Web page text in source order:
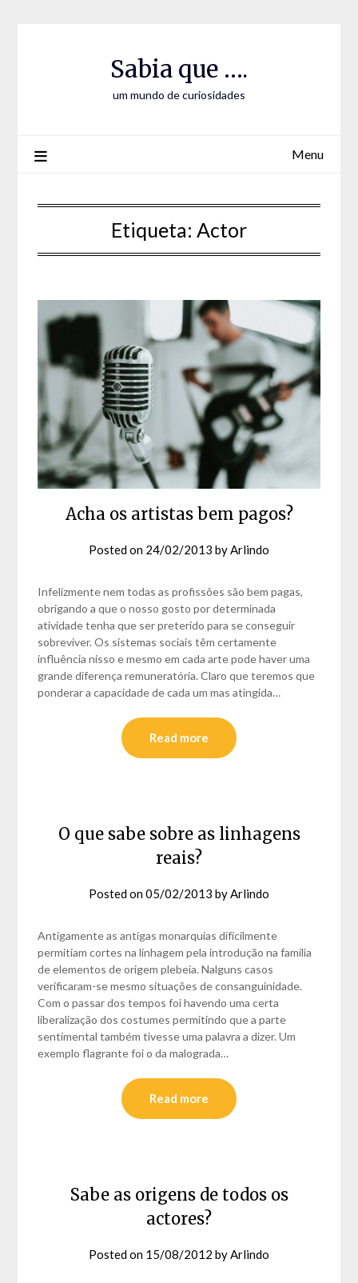
Sabia que ….
um mundo de curiosidades
Menu
Etiqueta: Actor
Acha os artistas bem pagos?
Posted on 24/02/2013 byArlindo
Infelizmente nem todas as profissões são bem pagas,
obrigando a que o nosso gosto por determinada
atividade tenha que ser preterido para se conseguir
sobreviver. Os sistemas sociais têm certamente
influência nisso e mesmo em cada arte pode haver uma
grande diferença remuneratória. Claro que teremos que
ponderar a capacidade de cada um mas atingida…
Read more
O que sabe sobre as linhagens
reais?
Posted on05/02/2013 byArlindo
Antigamente as antigas monarquias difícilmente
permitiam cortes na linhagem pela introdução na família
de elementos de origem plebeia. Nalguns casos
verificaram-se mesmo situações de consanguinidade.
Com o passar dos tempos foi havendo uma certa
liberalização dos costumes permitindo que a parte
sentimental também tivesse uma palavra a dizer. Um
exemplo flagrante foi o da malograda…
Read more
Sabe as origens de todos os
actores?
Posted on 15/08/2012 byArlindo